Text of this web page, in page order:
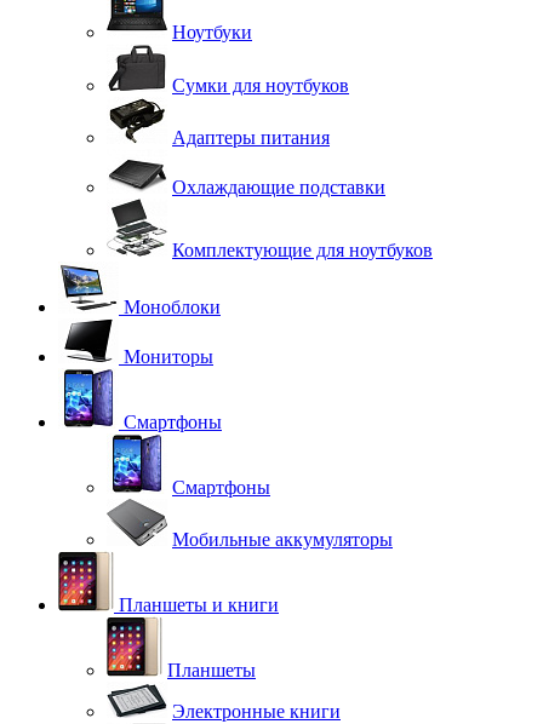
Ноутбуки
Сумки для ноутбуков
Адаптеры питания
Охлаждающие подставки
Комплектующие для ноутбуков
Моноблоки
Мониторы
Смартфоны
Смартфоны
Мобильные аккумуляторы
Планшеты и книги
Планшеты
Электронные книги